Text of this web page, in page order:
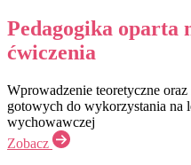
Pedagogika oparta
ćwiczenia
Wprowadzenie teoretyczne
gotowych do wykorzystania na
wychowawczej
Zobacz